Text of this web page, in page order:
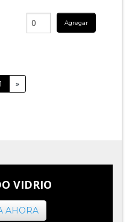
Agregar
1 »
VIDRIO
AHORA